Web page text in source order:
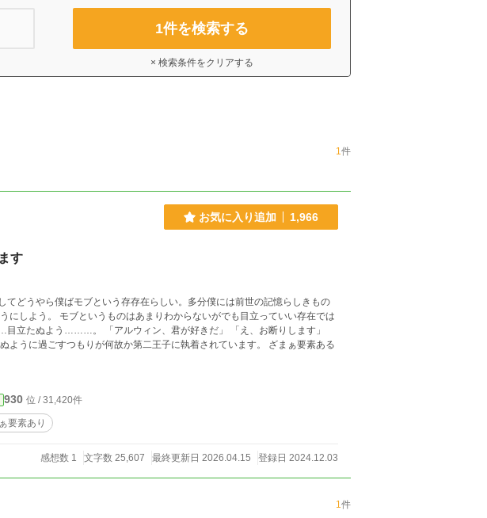
1件を検索する
× 検索条件をクリアする
1件
お気に入り追加 1,966
す
どうやら僕ばモブという存存在らしい。多分僕には前世の記憶らしきもの
君が好きだ」 「え、お断りします」
930 位 / 31,420件
要素あり
感想数 1 文字数 25,607 最終更新日 2026.04.15 登録日 2024.12.03
1件